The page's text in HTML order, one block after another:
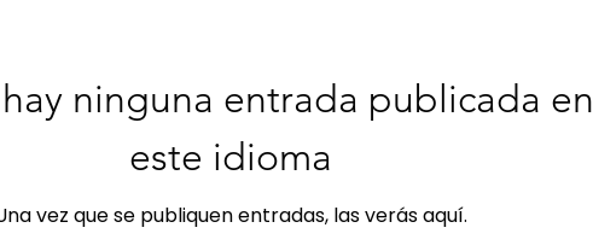
ninguna entrada publicada en
este idioma
vez que se publiquen entradas, las verás aquí.